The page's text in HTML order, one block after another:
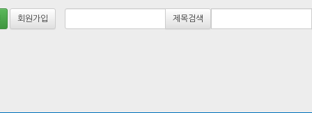
회원가입 제목검색